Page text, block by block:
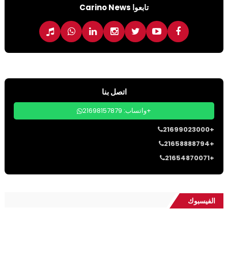
تابعوا Carino News
اتصل بنا
واتساب: 21698157879+
21699023000+
21658888794+
21654870071+
الفيسبوك